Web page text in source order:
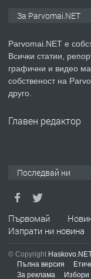
ПРЕДЛАГА
За Parvomai.NET
Parvomai.NET е
Всички статии,
графични и видео
собственост на
друго.
Главен редактор
Последвай ни
Първомай
Изпрати ни новина
© Copyright
Пълна версия
За реклама
Избори